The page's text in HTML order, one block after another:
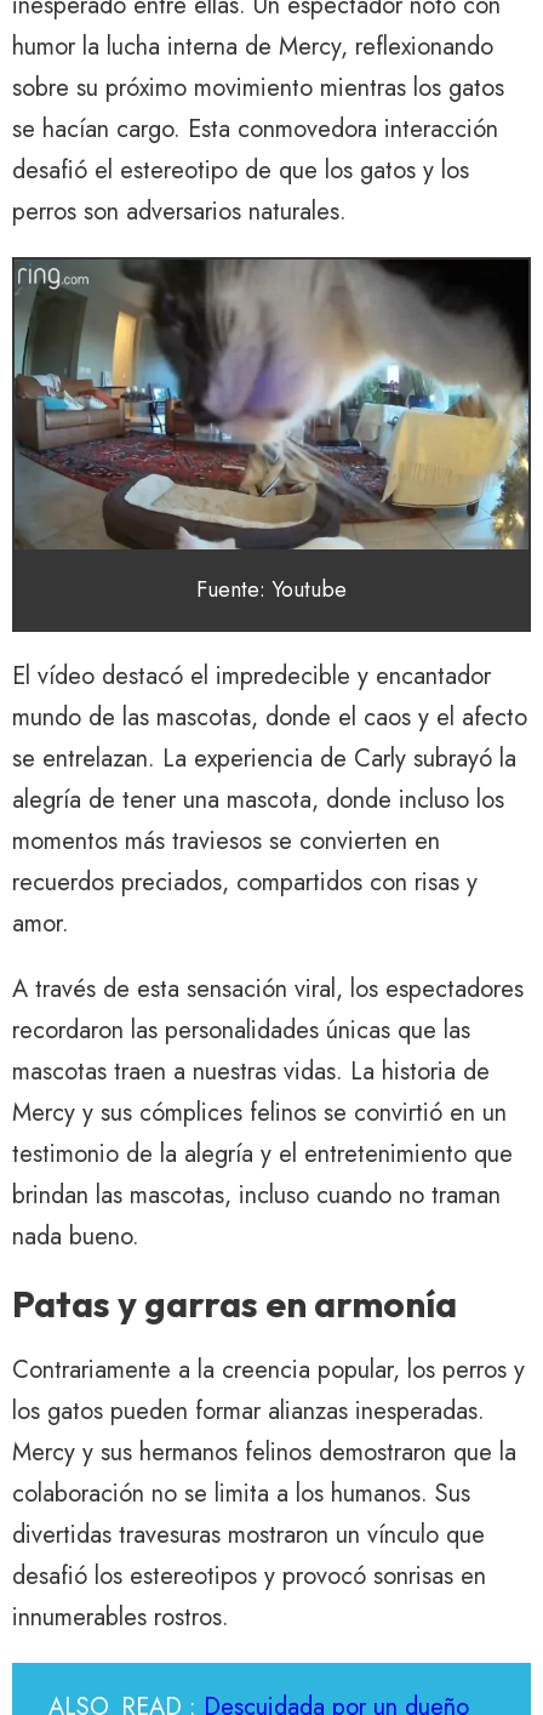
humor la lucha interna de Mercy, reflexionando
sobre su próximo movimiento mientras los gatos
se hacían cargo. Esta conmovedora interacción
desafió el estereotipo de que los gatos y los
perros son adversarios naturales.
Fuente: Youtube
El vídeo destacó el impredecible y encantador
mundo de las mascotas, donde el caos y el afecto
se entrelazan. La experiencia de Carly subrayó la
alegría de tener una mascota, donde incluso los
momentos más traviesos se convierten en
recuerdos preciados, compartidos con risas y
amor.
A través de esta sensación viral, los espectadores
recordaron las personalidades únicas que las
mascotas traen a nuestras vidas. La historia de
Mercy y sus cómplices felinos se convirtió en un
testimonio de la alegría y el entretenimiento que
brindan las mascotas, incluso cuando no traman
nada bueno.
Patas y garras en armonía
Contrariamente a la creencia popular, los perros y
los gatos pueden formar alianzas inesperadas.
Mercy y sus hermanos felinos demostraron que la
colaboración no se limita a los humanos. Sus
divertidas travesuras mostraron un vínculo que
desafió los estereotipos y provocó sonrisas en
innumerables rostros.
ALSO_READ : Descuidada por un dueño